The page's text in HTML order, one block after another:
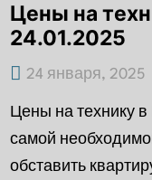
Цены на
24.01.2025
24 января, 2025
Цены на технику
самой
обставить